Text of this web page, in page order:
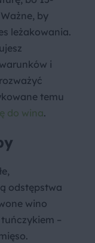
Ważne, by
leżakowania.
i
temu
do wina.
odstępstwa
wino
–